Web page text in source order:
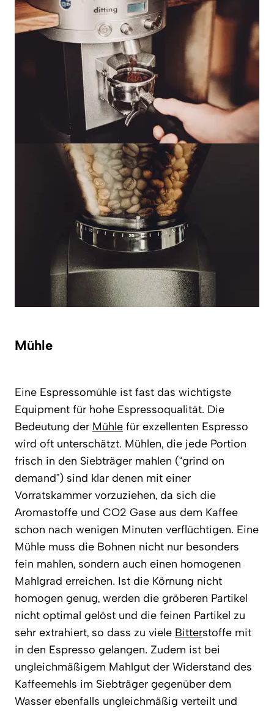
Mühle
Eine Espressomühle ist fast das wichtigste
Equipment für hohe Espressoqualität. Die
Bedeutung der Mühle für exzellenten Espresso
wird oft unterschätzt. Mühlen, die jede Portion
frisch in den Siebträger mahlen (“grind on
demand”) sind klar denen mit einer
Vorratskammer vorzuziehen, da sich die
Aromastoffe und CO2 Gase aus dem Kaffee
schon nach wenigen Minuten verflüchtigen. Eine
Mühle muss die Bohnen nicht nur besonders
fein mahlen, sondern auch einen homogenen
Mahlgrad erreichen. Ist die Körnung nicht
homogen genug, werden die gröberen Partikel
nicht optimal gelöst und die feinen Partikel zu
sehr extrahiert, so dass zu viele Bitterstoffe mit
in den Espresso gelangen. Zudem ist bei
ungleichmäßigem Mahlgut der Widerstand des
Kaffeemehls im Siebträger gegenüber dem
Wasser ebenfalls ungleichmäßig verteilt und